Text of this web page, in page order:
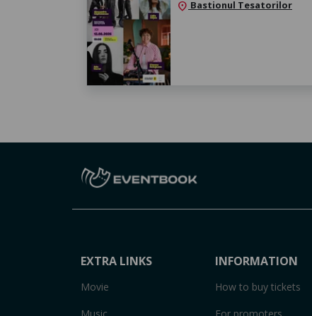
location_on Bastionul Tesatorilor
EXTRA LINKS
Movie
INFORMATION
How to buy tickets